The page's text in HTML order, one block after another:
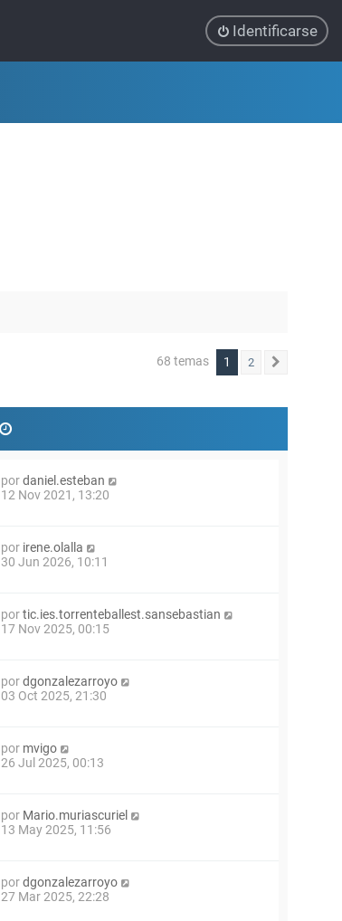
Identificarse
68 temas 1 2
pordaniel.esteban
12 Nov 2021, 13:20
por irene.olalla
30 Jun 2026, 10:11
portic.ies.torrenteballest.sansebastian
17 Nov 2025, 00:15
pordgonzalezarroyo
03 Oct 2025, 21:30
por mvigo
26 Jul 2025, 00:13
por Mario.muriascuriel
13 May 2025, 11:56
pordgonzalezarroyo
27 Mar 2025, 22:28